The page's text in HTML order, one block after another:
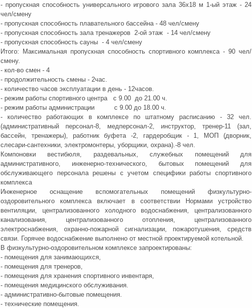
- пропускная способность универсального игрового зала 36х18 м 1-ый этаж - 24
чел/смену
- пропускная способность плавательного бассейна - 48 чел/смену
- пропускная способность зала тренажеров 2-ой этаж - 14 чел/смену
- пропускная способность сауны - 4 чел/смену
Итого: Максимальная пропускная способность спортивного комплекса - 90 чел/
смену.
- кол-во смен - 4
- продолжительность смены - 2час.
- количество часов эксплуатации в день - 12часов.
- режим работы спортивного центра с 9.00 до 21.00 ч.
- режим работы администрации с 9.00 до 18.00 ч.
- количество работающих в комплексе по штатному расписанию - 32 чел.
(административный персонал-8, медперсонал-2, инструктор, тренер-11 (зал,
бассейн, тренажеры), работник буфета -2, гардеробщик - 1, МОП (дворник,
слесари-сантехники, электромонтеры, уборщики, охрана).-8 чел.
Компоновки вестибюля, раздевальных, служебных помещений для
административного, инженерно-технического, бытовых помещений для
обслуживающего персонала решены с учетом специфики работы спортивного
комплекса
Инженерное оснащение вспомогательных помещений физкультурно-
оздоровительного комплекса включает в соответствии Нормами устройство
вентиляции, централизованного холодного водоснабжения, централизованного
канализования, централизованного отопления, централизованного
электроснабжения, охранно-пожарной сигнализации, пожаротушения, средств
связи. Горячее водоснабжение выполнено от местной проектируемой котельной.
В физкультурно-оздоровительном комплексе запроектированы:
- помещения для занимающихся,
- помещения для тренеров,
- помещения для хранения спортивного инвентаря,
- помещения медицинского обслуживания.
- административно-бытовые помещения.
- технические помещения.